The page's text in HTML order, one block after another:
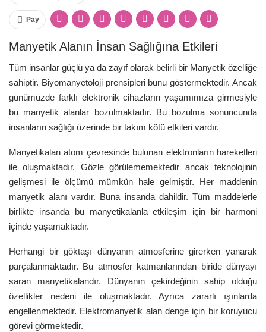
Pay
Manyetik Alanın İnsan Sağlığına Etkileri
Tüm insanlar güçlü ya da zayıf olarak belirli bir Manyetik özelliğe
sahiptir. Biyomanyetoloji prensipleri bunu göstermektedir. Ancak
günümüzde farklı elektronik cihazların yaşamımıza girmesiyle
bu manyetik alanlar bozulmaktadır. Bu bozulma sonuncunda
insanların sağlığı üzerinde bir takım kötü etkileri vardır.
Manyetikalan atom çevresinde bulunan elektronların hareketleri
ile oluşmaktadır. Gözle görülememektedir ancak teknolojinin
gelişmesi ile ölçümü mümkün hale gelmiştir. Her maddenin
manyetik alanı vardır. Buna insanda dahildir. Tüm maddelerle
birlikte insanda bu manyetikalanla etkileşim için bir harmoni
içinde yaşamaktadır.
Herhangi bir göktaşı dünyanın atmosferine girerken yanarak
parçalanmaktadır. Bu atmosfer katmanlarından biride dünyayı
saran manyetikalandır. Dünyanın çekirdeğinin sahip olduğu
özellikler nedeni ile oluşmaktadır. Ayrıca zararlı ışınlarda
engellenmektedir. Elektromanyetik alan denge için bir koruyucu
görevi görmektedir.